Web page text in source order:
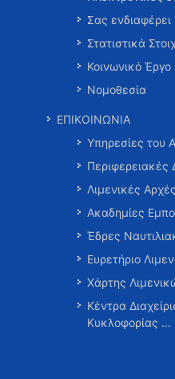
Σας ενδιαφέρει
Στατιστικά
Κοινωνικό
Νομοθεσία
ΕΠΙΚΟΙΝΩΝΙΑ
Υπηρεσίες του
Περιφερειακές
Λιμενικές Αρχές
Ακαδημίες
Έδρες
Ευρετήριο
Χάρτης
Κέντρα
Κυκλοφορίας …